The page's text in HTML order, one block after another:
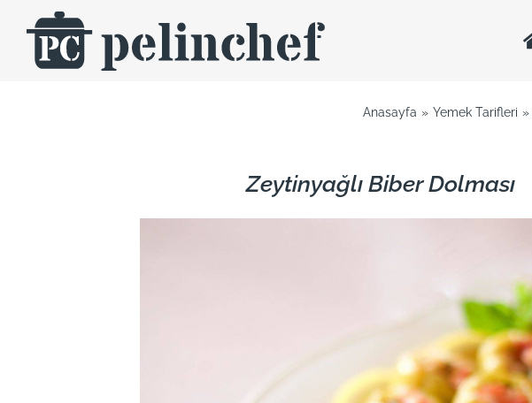
content
Anasayfa Yemek Tarifleri
Zeytinyağlı Biber Dolması